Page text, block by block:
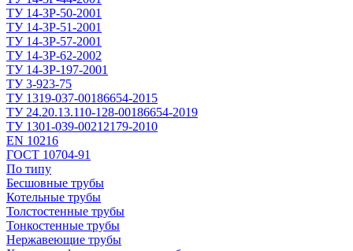
ТУ 14-3Р-50-2001
ТУ 14-3Р-51-2001
ТУ 14-3Р-57-2001
ТУ 14-3Р-62-2002
ТУ 14-ЗР-197-2001
ТУ 3-923-75
ТУ 1319-037-00186654-2015
ТУ 24.20.13.110-128-00186654-2019
ТУ 1301-039-00212179-2010
EN 10216
ГОСТ 10704-91
По типу
Бесшовные трубы
Котельные трубы
Толстостенные трубы
Тонкостенные трубы
Нержавеющие трубы